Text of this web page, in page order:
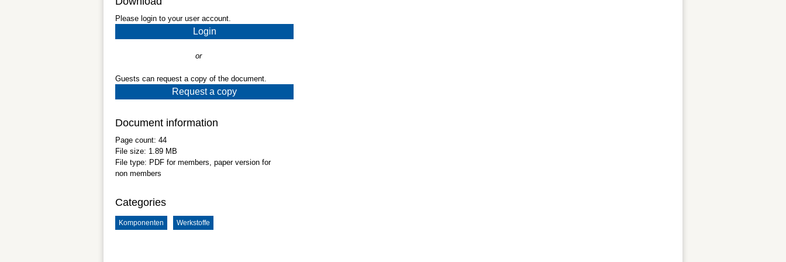
Please login to your user account.
Login
or
Guests can request a copy of the document.
Request a copy
Document information
Page count: 44
File size: 1.89 MB
File type: PDF for members, paper version for
non members
Categories
Komponenten Werkstoffe